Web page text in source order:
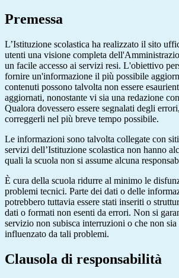
Premessa
L’Istituzione scolastica ha realizzato il sito
utenti una visione completa
un facile accesso ai servizi resi. L'obiettivo
fornire un'informazione il più possibile
contenuti possono talvolta non essere
aggiornati, nonostante vi sia una redazione
Qualora dovessero essere segnalati degli
correggerli nel più breve tempo possibile.
Le informazioni sono talvolta collegate con
servizi dell’Istituzione scolastica non hanno
quali la scuola non si assume alcuna
È cura della scuola ridurre al minimo le
problemi tecnici. Parte dei dati o delle
potrebbero tuttavia essere stati inseriti o
dati o formati non esenti da errori. Non si
servizio non subisca interruzioni o che non
influenzato da tali problemi.
Clausola di responsabilità